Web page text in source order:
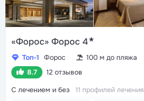
«Форос» Форос 4★
Топ-1 Форос
100 м до пляжа
8.7
12 отзывов
С лечением и без 11 профилей лечения